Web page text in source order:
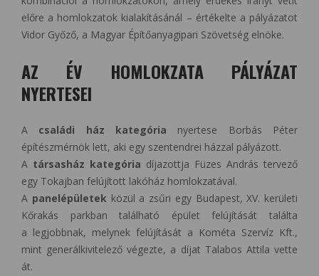
előre a homlokzatok kialakításánál – értékelte a pályázatot
Vidor Győző, a Magyar Építőanyagipari Szövetség elnöke.
AZ ÉV HOMLOKZATA PÁLYÁZAT
NYERTESEI
A családi ház kategória nyertese Borbás Péter
építészmérnök lett, aki egy szentendrei házzal pályázott.
A társasház kategória díjazottja Füzes András tervező
egy Tokajban felújított lakóház homlokzatával.
A panelépületekközül a zsűri egy Budapest, XV. kerületi
Kőrakás parkban található épület felújítását találta
a legjobbnak, melynek felújítását a Kométa Szervíz Kft.,
mint generálkivitelező végezte, a díjat Talabos Attila vette
át.